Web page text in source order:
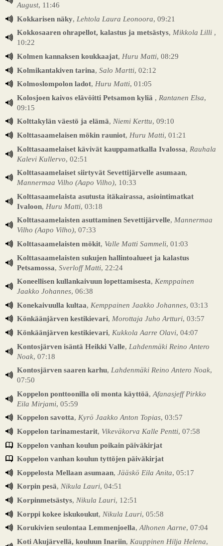
August, 11:46
Kokkarisen näky, Lehtola Laura Leonoora, 09:21
Kokkosaaren ohrapellot, kalastus ja metsästys, Mikkola Lilli ,
10:22
Kolmen kannaksen koukkaajat, Huru Matti, 08:29
Kolmikantakiven tarina, Salo Martti, 02:12
Kolmoslompolon ladot, Huru Matti, 01:05
Kolosjoen kaivos elävöitti Petsamon kyliä , Rantanen Elsa,
09:15
Kolttakylän väestö ja elämä, Niemi Kerttu, 09:10
Kolttasaamelaisen mökin rauniot, Huru Matti, 01:21
Kolttasaamelaiset kävivät kauppamatkalla Ivalossa, Rauhala
Kalevi Kullervo, 02:51
Kolttasaamelaiset siirtyvät Sevettijärvelle asumaan,
Mannermaa Vilho (Aapo Vilho), 10:33
Kolttasaamelaista asutusta itäkairassa, asiointimatkat
Ivaloon, Huru Matti, 03:18
Kolttasaamelaisten asuttaminen Sevettijärvelle, Mannermaa
Vilho (Aapo Vilho), 07:33
Kolttasaamelaisten mökit, Valle Matti Sammeli, 01:03
Kolttasaamelaisten sukujen hallintoalueet ja kalastus
Petsamossa, Sverloff Matti, 22:24
Koneellisen kullankaivuun lopettamisesta, Kemppainen
Jaakko Johannes, 06:38
Konekaivuulla kultaa, Kemppainen Jaakko Johannes, 03:13
Könkäänjärven kestikievari, Morottaja Juho Artturi, 03:57
Könkäänjärven kestikievari, Kukkola Aarre Olavi, 04:07
Kontosjärven isäntä Heikki Valle, Lahdenmäki Reino Antero
Noak, 07:18
Kontosjärven saaren karhu, Lahdenmäki Reino Antero Noak,
07:50
Koppelon ponttoonilla oli monta käyttöä, Afanasjeff Pirkko
Eila Mirjami, 05:59
Koppelon savotta, Kyrö Jaakko Anton Topias, 03:57
Koppelon tarinamestarit, Vikeväkorva Kalle Pentti, 07:58
Koppelon vanhan koulun poikain päiväkirjat
Koppelon vanhan koulun tyttöjen päiväkirjat
Koppelosta Mellaan asumaan, Jääskö Eila Anita, 05:17
Korpin pesä, Nikula Lauri, 04:51
Korpinmetsästys, Nikula Lauri, 12:51
Korppi kokee iskukoukut, Nikula Lauri, 05:58
Korukivien seulontaa Lemmenjoella, Alhonen Aarne, 07:04
Koti Akujärvellä, kouluun Inariin, Kauppinen Hilja Helena,